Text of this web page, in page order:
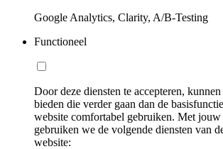
Google Analytics, Clarity, A/B-Testing
Functioneel
Door deze diensten te accepteren,
bieden die verder gaan dan de
website comfortabel gebruiken. Met jouw
gebruiken we de volgende diensten van
website: